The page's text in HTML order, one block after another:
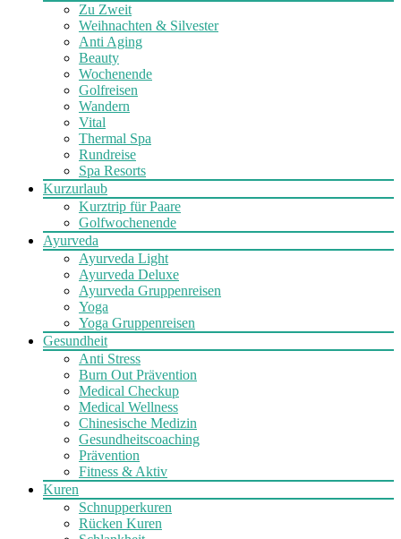
Zu Zweit
Weihnachten & Silvester
Anti Aging
Beauty
Wochenende
Golfreisen
Wandern
Vital
Thermal Spa
Rundreise
Spa Resorts
Kurzurlaub
Kurztrip für Paare
Golfwochenende
Ayurveda
Ayurveda Light
Ayurveda Deluxe
Ayurveda Gruppenreisen
Yoga
Yoga Gruppenreisen
Gesundheit
Anti Stress
Burn Out Prävention
Medical Checkup
Medical Wellness
Chinesische Medizin
Gesundheitscoaching
Prävention
Fitness & Aktiv
Kuren
Schnupperkuren
Rücken Kuren